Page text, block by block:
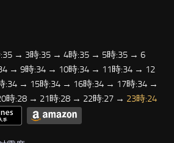
→ 3時:35 → 4時:35 → 5時:35 → 6
→ 9時:34 → 10時:34 → 11時:34 → 12
:34 → 15時:34 → 16時:34 → 17時:34 →
時:28 → 21時:28 → 22時:27 → 23時:24